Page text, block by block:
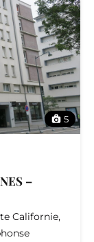
5
–
Californie,